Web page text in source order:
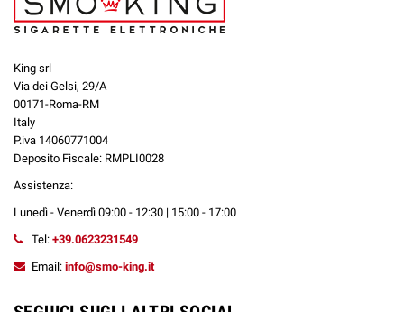
King srl
Via dei Gelsi, 29/A
00171-Roma-RM
Italy
P.iva 14060771004
Deposito Fiscale: RMPLI0028
Assistenza:
Lunedì - Venerdì 09:00 - 12:30 | 15:00 - 17:00
Tel: +39.0623231549
Email: info@smo-king.it